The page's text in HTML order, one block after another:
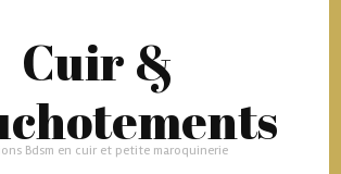
Cuir &
Bdsm en cuir et petite maroquinerie